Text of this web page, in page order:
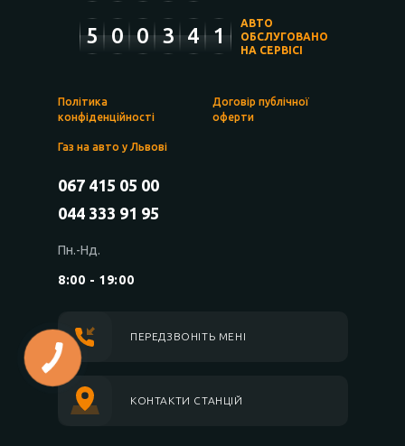
5 0 0 3 4 1
АВТО
ОБСЛУГОВАНО
НА СЕРВІСІ
Політика
конфіденційності
Договір публічної
оферти
Газ на авто у Львові
067 415 05 00
044 333 91 95
Пн.-Нд.
8:00 - 19:00
ПЕРЕДЗВОНІТЬ МЕНІ
КОНТАКТИ СТАНЦІЙ